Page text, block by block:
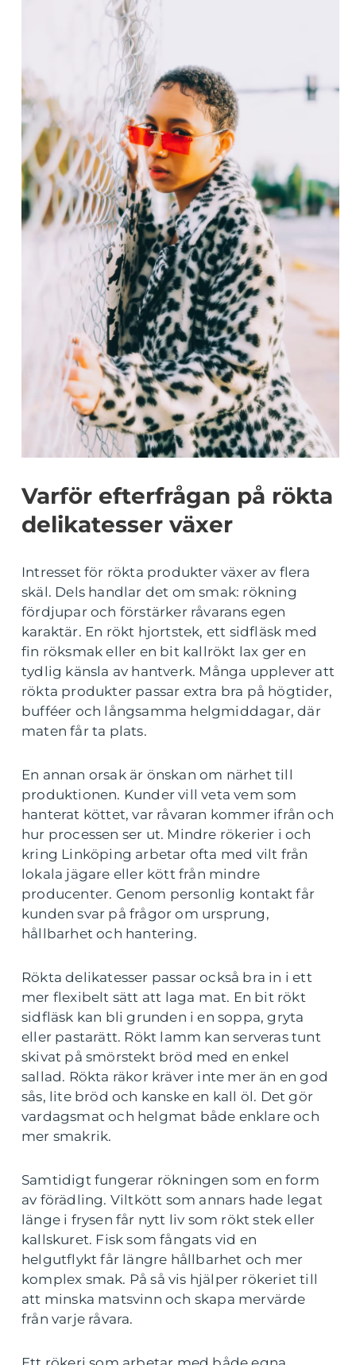
Varför efterfrågan på rökta
delikatesser växer
Intresset för rökta produkter växer av flera
skäl. Dels handlar det om smak: rökning
fördjupar och förstärker råvarans egen
karaktär. En rökt hjortstek, ett sidfläsk med
fin röksmak eller en bit kallrökt lax ger en
tydlig känsla av hantverk. Många upplever att
rökta produkter passar extra bra på högtider,
bufféer och långsamma helgmiddagar, där
maten får ta plats.
En annan orsak är önskan om närhet till
produktionen. Kunder vill veta vem som
hanterat köttet, var råvaran kommer ifrån och
hur processen ser ut. Mindre rökerier i och
kring Linköping arbetar ofta med vilt från
lokala jägare eller kött från mindre
producenter. Genom personlig kontakt får
kunden svar på frågor om ursprung,
hållbarhet och hantering.
Rökta delikatesser passar också bra in i ett
mer flexibelt sätt att laga mat. En bit rökt
sidfläsk kan bli grunden i en soppa, gryta
eller pastarätt. Rökt lamm kan serveras tunt
skivat på smörstekt bröd med en enkel
sallad. Rökta räkor kräver inte mer än en god
sås, lite bröd och kanske en kall öl. Det gör
vardagsmat och helgmat både enklare och
mer smakrik.
Samtidigt fungerar rökningen som en form
av förädling. Viltkött som annars hade legat
länge i frysen får nytt liv som rökt stek eller
kallskuret. Fisk som fångats vid en
helgutflykt får längre hållbarhet och mer
komplex smak. På så vis hjälper rökeriet till
att minska matsvinn och skapa mervärde
från varje råvara.